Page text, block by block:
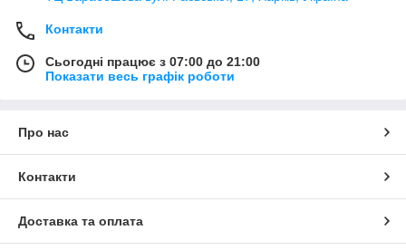
Контакти
Сьогодні працює з 07:00 до 21:00
Показати весь графік роботи
Про нас
Контакти
Доставка та оплата